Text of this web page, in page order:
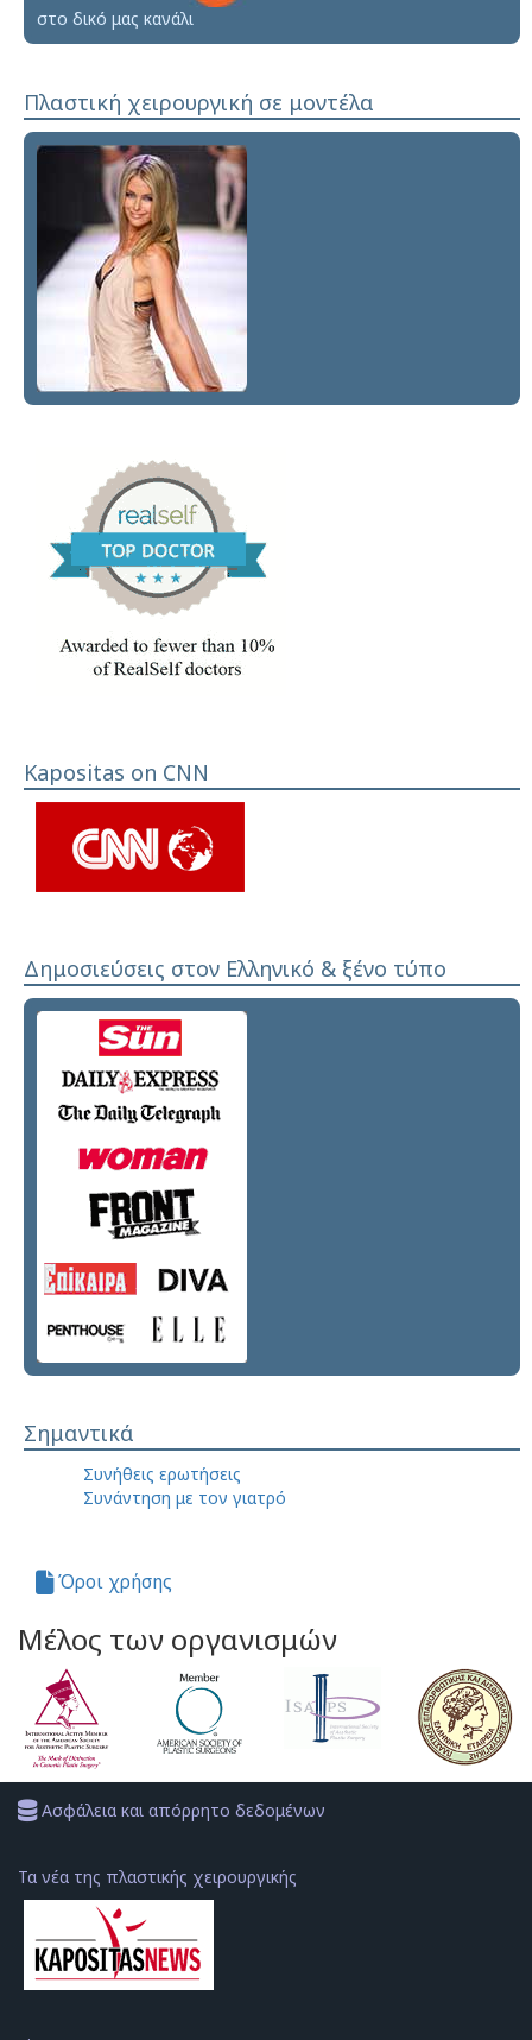
στο δικό μας κανάλι
Πλαστική χειρουργική σε μοντέλα
Kapositas on CNN
Δημοσιεύσεις στον Ελληνικό & ξένο τύπο
Σημαντικά
Συνήθεις ερωτήσεις
Συνάντηση με τον γιατρό
Όροι χρήσης
Μέλος των οργανισμών
Ασφάλεια και απόρρητο δεδομένων
Τα νέα της πλαστικής χειρουργικής